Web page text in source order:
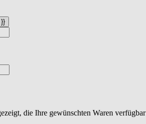
die Ihre gewünschten Waren